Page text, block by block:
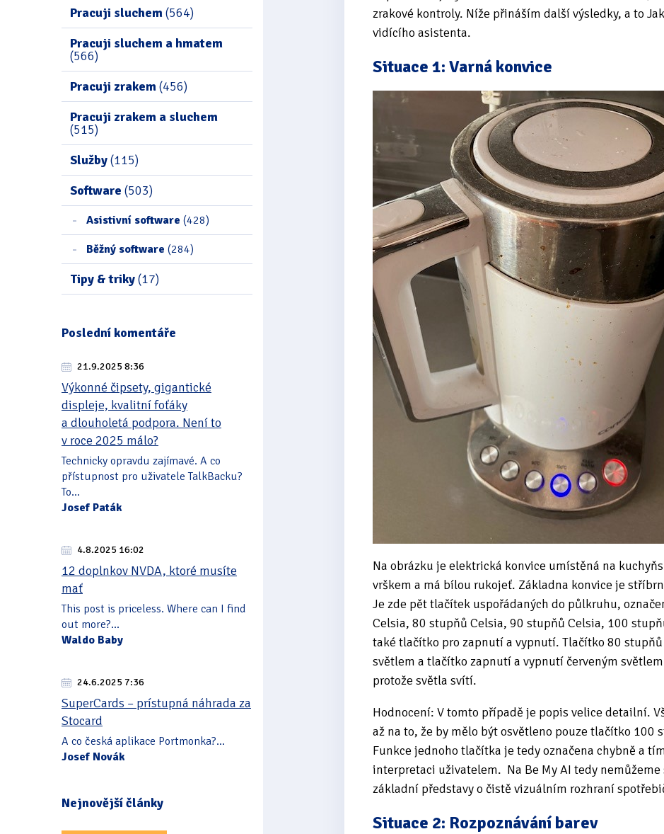
Pracuji sluchem(564)
Pracuji sluchem a hmatem
(566)
Pracuji zrakem(456)
Pracuji zrakem a sluchem
(515)
Služby(115)
Software (503)
Asistivní software (428)
Běžný software (284)
Tipy & triky(17)
Poslední komentáře
21.9.2025 8:36
Výkonné čipsety, gigantické
displeje, kvalitní foťáky
a dlouholetá podpora. Není to
v roce 2025 málo?
Technicky opravdu zajímavé. A co
přístupnost pro uživatele TalkBacku?
To...
Josef Paták
4.8.2025 16:02
12 doplnkov NVDA, ktoré musíte
mať
This post is priceless. Where can I find
out more?...
Waldo Baby
24.6.2025 7:36
SuperCards – prístupná náhrada za
Stocard
A co česká aplikace Portmonka?...
Josef Novák
Nejnovější články
zrakové kontroly. Níže přináším další výsledky, a to
vidícího asistenta.
Situace 1: Varná konvice
Na obrázku je elektrická konvice umístěná na
vrškem a má bílou rukojeť. Základna konvice je
Je zde pět tlačítek uspořádaných do půlkruhu,
Celsia, 80 stupňů Celsia, 90 stupňů Celsia, 100
také tlačítko pro zapnutí a vypnutí. Tlačítko 80
světlem a tlačítko zapnutí a vypnutí červeným
protože světla svítí.
Hodnocení: V tomto případě je popis velice detailní.
až na to, že by mělo být osvětleno pouze tlačítko 100
Funkce jednoho tlačítka je tedy označena chybně a
interpretaci uživatelem. Na Be My AI tedy
základní představy o čistě vizuálním rozhraní
Situace 2: Rozpoznávání barev